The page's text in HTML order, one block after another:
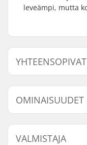
leveämpi, mutta
Etsi
Freedom:
OMINAISUUDET
Sidetyyppi:
Paras käyttötapa:
VALMISTAJA